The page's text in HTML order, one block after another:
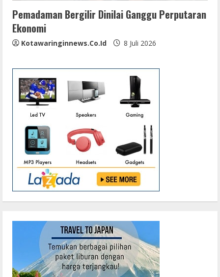
Pemadaman Bergilir Dinilai Ganggu Perputaran
Ekonomi
Kotawaringinnews.co.id 8 Juli 2026